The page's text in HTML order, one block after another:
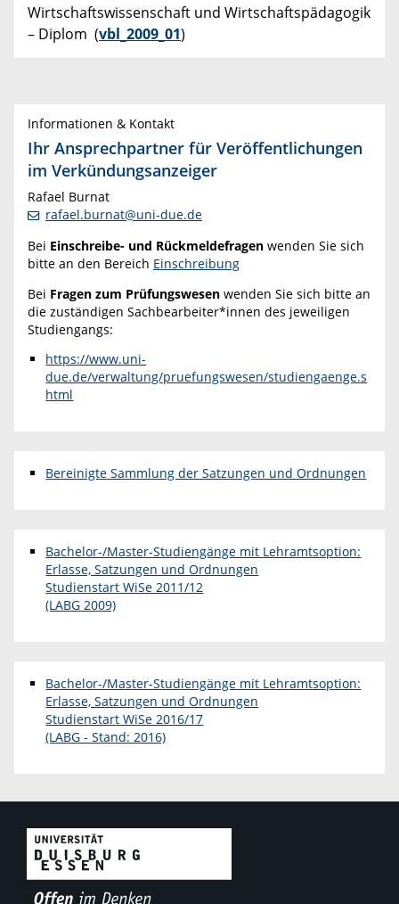
Wirtschaftswissenschaft und Wirtschaftspädagogik
– Diplom (vbl_2009_01)
Informationen & Kontakt
Ihr Ansprechpartner für Veröffentlichungen
im Verkündungsanzeiger
Rafael Burnat
rafael.burnat@uni-due.de
Bei Einschreibe- und Rückmeldefragen wenden Sie sich
bitte an den Bereich Einschreibung
Bei Fragen zum Prüfungswesen wenden Sie sich bitte an
die zuständigen Sachbearbeiter*innen des jeweiligen
Studiengangs:
https://www.uni-
due.de/verwaltung/pruefungswesen/studiengaenge.s
html
Bereinigte Sammlung der Satzungen und Ordnungen
Bachelor-/Master-Studiengänge mit Lehramtsoption:
Erlasse, Satzungen und Ordnungen
Studienstart WiSe 2011/12
(LABG 2009)
Bachelor-/Master-Studiengänge mit Lehramtsoption:
Erlasse, Satzungen und Ordnungen
Studienstart WiSe 2016/17
(LABG - Stand: 2016)